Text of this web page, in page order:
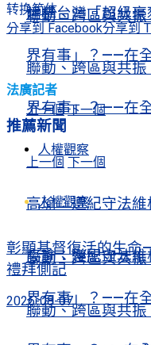
聯動、跨區與共
界有事」？——在
上一個 下一個
人權觀察
高瑜：遵紀守法
聯動、跨區與共
界有事」？——在
建構台灣「超級豪
聯動、跨區與共
界有事」？——在
上一個 下一個
人權觀察
高瑜：遵紀守法
聯動、跨區與共
转换简体
分享到 Facebook分享到
法廣記者
推薦新聞
彰顯基督復活的生命
禮拜側記
2026-08-07